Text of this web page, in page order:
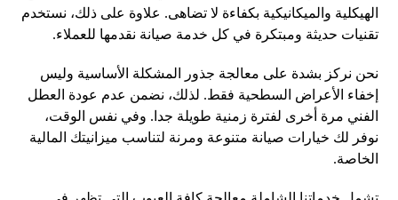
الهيكلية والميكانيكية بكفاءة لا تضاهى. علاوة على ذلك، نستخدم
تقنيات حديثة ومبتكرة في كل خدمة صيانة نقدمها للعملاء.
نحن نركز بشدة على معالجة جذور المشكلة الأساسية وليس
إخفاء الأعراض السطحية فقط. لذلك، نضمن عدم عودة العطل
الفني مرة أخرى لفترة زمنية طويلة جدا. وفي نفس الوقت،
نوفر لك خيارات صيانة متنوعة ومرنة لتناسب ميزانيتك المالية
الخاصة.